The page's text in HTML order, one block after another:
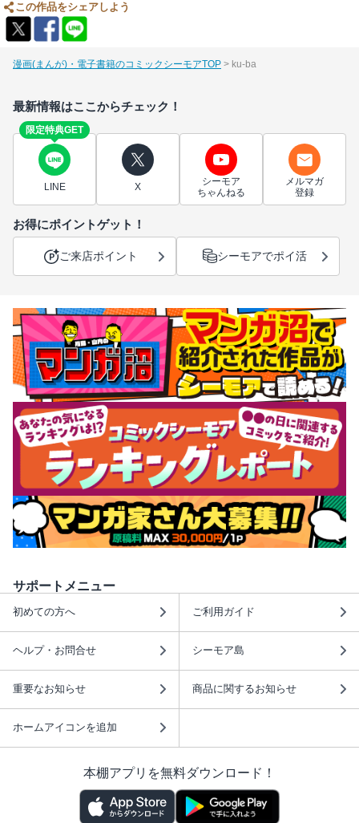
この作品をシェアしよう
漫画(まんが)・電子書籍のコミックシーモアTOP ku-ba
最新情報はここからチェック！
限定特典GET
LINE X
シーモア
ちゃんねる
メルマガ
登録
お得にポイントゲット！
ご来店ポイント シーモアでポイ活
サポートメニュー
初めての方へ ご利用ガイド
ヘルプ・お問合せ シーモア島
重要なお知らせ 商品に関するお知らせ
ホームアイコンを追加
本棚アプリを無料ダウンロード！